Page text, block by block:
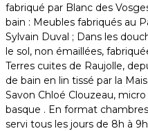
fabriqué par Blanc des
bain : Meubles fabriqués au
Sylvain Duval ; Dans les
le sol, non émaillées,
Terres cuites de Raujolle,
de bain en lin tissé par la
Savon Chloé Clouzeau,
basque . En format
servi tous les jours de 8h à